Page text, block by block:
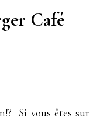
Café
Si vous êtes sur